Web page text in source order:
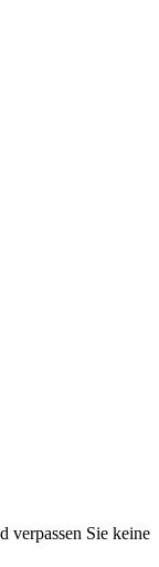
verpassen Sie keine